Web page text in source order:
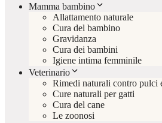
Mamma bambino
Allattamento naturale
Cura del bambino
Gravidanza
Cura dei bambini
Igiene intima femminile
Veterinario
Rimedi naturali contro pulci
Cure naturali per gatti
Cura del cane
Le zoonosi